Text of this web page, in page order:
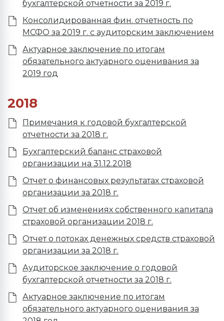
бухгалтерской отчетности за 2019 г.
Консолидированная фин. отчетность по
МСФО за 2019 г. с аудиторским заключением
Актуарное заключение по итогам
обязательного актуарного оценивания за
2019 год
2018
Примечания к годовой бухгалтерской
отчетности за 2018 г.
Бухгалтерский баланс страховой
организации на 31.12.2018
Отчет о финансовых результатах страховой
организации за 2018 г.
Отчет об изменениях собственного капитала
страховой организации 2018 г.
Отчет о потоках денежных средств страховой
организации за 2018 г.
Аудиторское заключение о годовой
бухгалтерской отчетности за 2018 г.
Актуарное заключение по итогам
обязательного актуарного оценивания за